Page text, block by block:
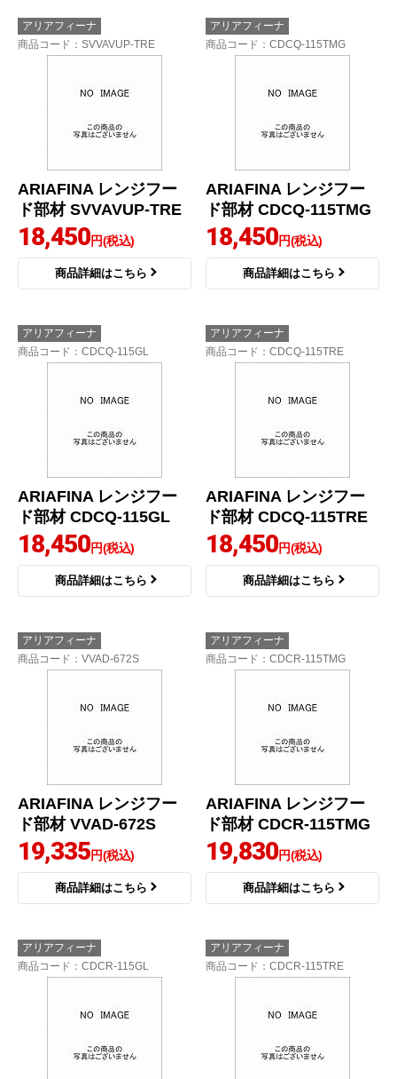
アリアフィーナ
商品コード ：SVVAVUP-TRE
ARIAFINA レンジフー
ド部材 SVVAVUP-TRE
18,450円(税込)
商品詳細はこちら
アリアフィーナ
商品コード ：CDCQ-115TMG
ARIAFINA レンジフー
ド部材 CDCQ-115TMG
18,450円(税込)
商品詳細はこちら
アリアフィーナ
商品コード ：CDCQ-115GL
ARIAFINA レンジフー
ド部材 CDCQ-115GL
18,450円(税込)
商品詳細はこちら
アリアフィーナ
商品コード ：CDCQ-115TRE
ARIAFINA レンジフー
ド部材 CDCQ-115TRE
18,450円(税込)
商品詳細はこちら
アリアフィーナ
商品コード ：VVAD-672S
ARIAFINA レンジフー
ド部材 VVAD-672S
19,335円(税込)
商品詳細はこちら
アリアフィーナ
商品コード ：CDCR-115TMG
ARIAFINA レンジフー
ド部材 CDCR-115TMG
19,830円(税込)
商品詳細はこちら
アリアフィーナ
商品コード ：CDCR-115GL
アリアフィーナ
商品コード ：CDCR-115TRE